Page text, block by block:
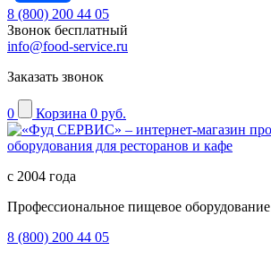
8 (800) 200 44 05
Звонок бесплатный
info@food-service.ru
Заказать звонок
0 Корзина 0 руб.
с 2004 года
Профессиональное пищевое оборудование
8 (800) 200 44 05